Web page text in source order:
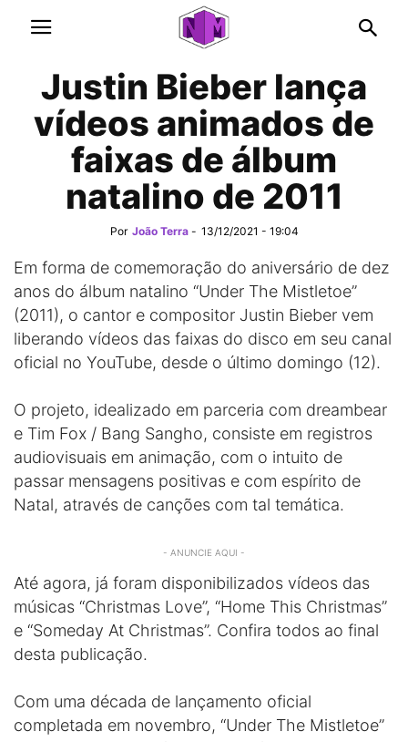
Justin Bieber lança
vídeos animados de
faixas de álbum
natalino de 2011
Por João Terra - 13/12/2021 - 19:04
Em forma de comemoração do aniversário de dez
anos do álbum natalino “Under The Mistletoe”
(2011), o cantor e compositor Justin Bieber vem
liberando vídeos das faixas do disco em seu canal
oficial no YouTube, desde o último domingo (12).
O projeto, idealizado em parceria com dreambear
e Tim Fox / Bang Sangho, consiste em registros
audiovisuais em animação, com o intuito de
passar mensagens positivas e com espírito de
Natal, através de canções com tal temática.
- ANUNCIE AQUI -
Até agora, já foram disponibilizados vídeos das
músicas “Christmas Love”, “Home This Christmas”
e “Someday At Christmas”. Confira todos ao final
desta publicação.
Com uma década de lançamento oficial
completada em novembro, “Under The Mistletoe”